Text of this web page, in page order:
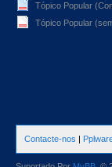
Tópico Popular
Tópico Popular
Contacte-nos |